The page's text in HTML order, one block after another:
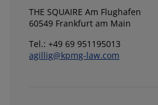
THE SQUAIRE Am Flughafen
60549 Frankfurt am Main
Tel.: +49 69 951195013
agillig@kpmg-law.com